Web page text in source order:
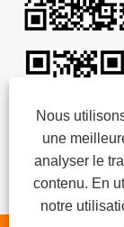
Nous
une
analyser le
contenu. En
notre